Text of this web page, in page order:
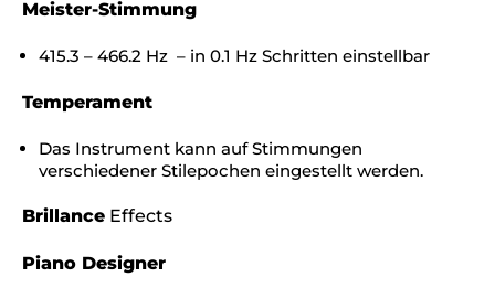
Meister-Stimmung
415.3 – 466.2 Hz – in 0.1 Hz Schritten einstellbar
Temperament
Das Instrument kann auf Stimmungen
verschiedener Stilepochen eingestellt werden.
Brillance Effects
Piano Designer